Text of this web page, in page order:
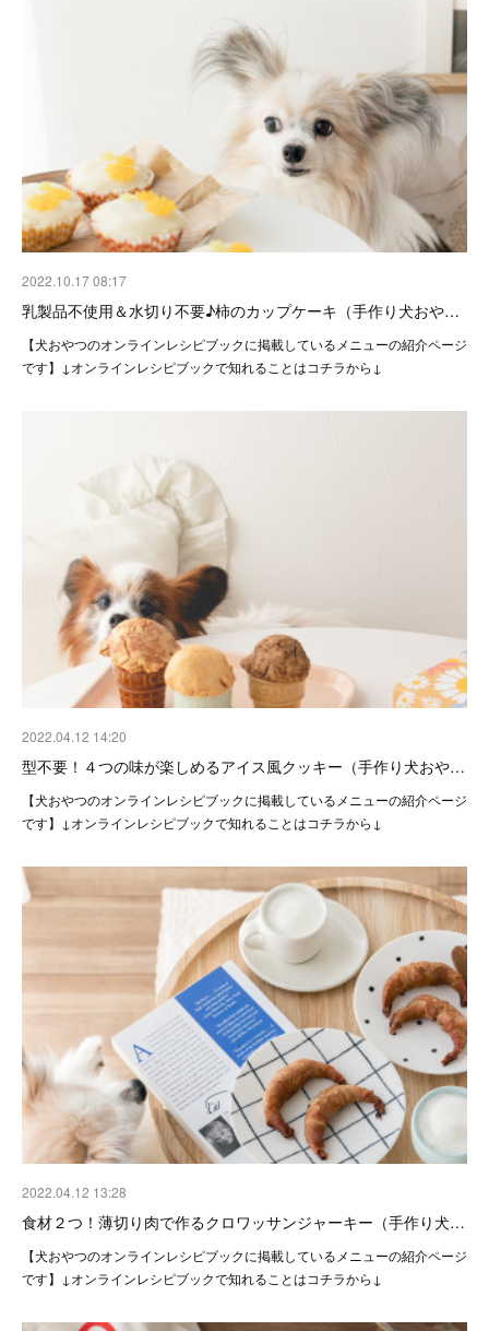
2022.10.17 08:17
乳製品不使用＆水切り不要♪柿のカップケーキ（手作り犬おや…
【犬おやつのオンラインレシピブックに掲載しているメニューの紹介ページ
です】↓オンラインレシピブックで知れることはコチラから↓
2022.04.12 14:20
型不要！４つの味が楽しめるアイス風クッキー（手作り犬おや…
【犬おやつのオンラインレシピブックに掲載しているメニューの紹介ページ
です】↓オンラインレシピブックで知れることはコチラから↓
2022.04.12 13:28
食材２つ！薄切り肉で作るクロワッサンジャーキー（手作り犬…
【犬おやつのオンラインレシピブックに掲載しているメニューの紹介ページ
です】↓オンラインレシピブックで知れることはコチラから↓